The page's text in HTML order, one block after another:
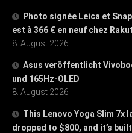
Photo signée Leica et
est à 366 € en neuf chez
8. August 2026
Asus veröffentlicht
und 165Hz-OLED
8. August 2026
This Lenovo Yoga Slim 7x
dropped to $800, and it’s